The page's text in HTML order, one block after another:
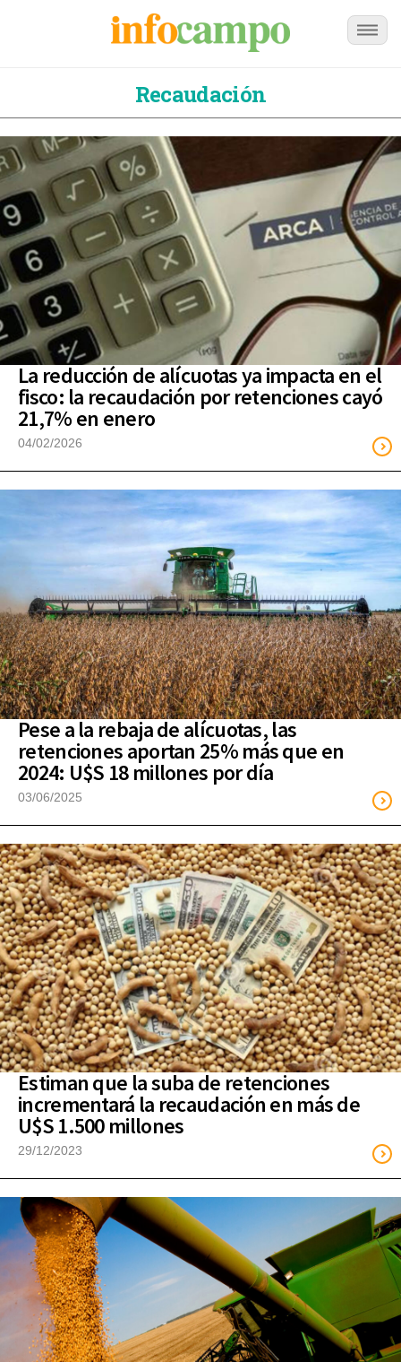
Recaudación
La reducción de alícuotas ya impacta en el
fisco: la recaudación por retenciones cayó
21,7% en enero
04/02/2026
Pese a la rebaja de alícuotas, las
retenciones aportan 25% más que en
2024: U$S 18 millones por día
03/06/2025
Estiman que la suba de retenciones
incrementará la recaudación en más de
U$S 1.500 millones
29/12/2023